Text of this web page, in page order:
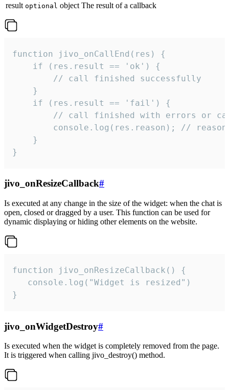
result optional object The result of a callback
function jivo_onCallEnd(res) {
    if (res.result == 'ok') {
        // call finished successfully
    }
    if (res.result == 'fail') {
// call finished with errors or
console.log(res.reason); //
    }
}
jivo_onResizeCallback#
Is executed at any change in the size of the widget: when the chat is
open, closed or dragged by a user. This function can be used for
dynamic displaying or hiding other elements on the website.
function jivo_onResizeCallback() {
   console.log("Widget is resized")
}
jivo_onWidgetDestroy#
Is executed when the widget is completely removed from the page.
It is triggered when calling jivo_destroy() method.